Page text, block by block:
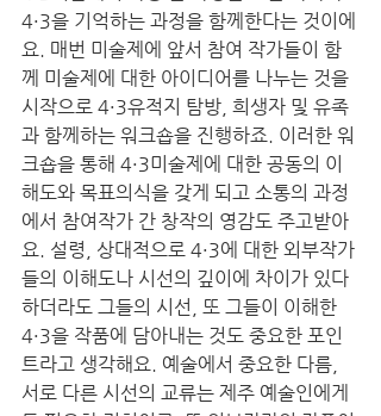
4·3을 기억하는 과정을 함께한다는 것이에
요. 매번 미술제에 앞서 참여 작가들이 함
께 미술제에 대한 아이디어를 나누는 것을
시작으로 4·3유적지 탐방, 희생자 및 유족
과 함께하는 워크숍을 진행하죠. 이러한 워
크숍을 통해 4·3미술제에 대한 공동의 이
해도와 목표의식을 갖게 되고 소통의 과정
에서 참여작가 간 창작의 영감도 주고받아
요. 설령, 상대적으로 4·3에 대한 외부작가
들의 이해도나 시선의 깊이에 차이가 있다
하더라도 그들의 시선, 또 그들이 이해한
4·3을 작품에 담아내는 것도 중요한 포인
트라고 생각해요. 예술에서 중요한 다름,
서로 다른 시선의 교류는 제주 예술인에게